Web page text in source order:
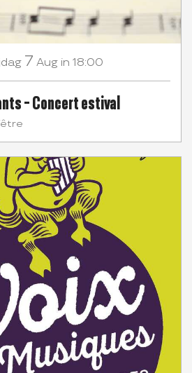
7 Aug in 18:00
- Concert estival